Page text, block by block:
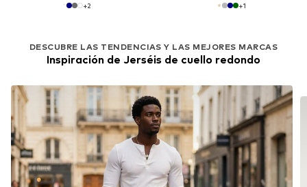
+2
DESCUBRE LAS TENDENCIAS Y LAS MEJORES MARCAS
Inspiración de Jerséis de cuello redondo
+1